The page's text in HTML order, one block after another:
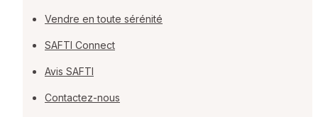
Vendre en toute sérénité
SAFTI Connect
Avis SAFTI
Contactez-nous